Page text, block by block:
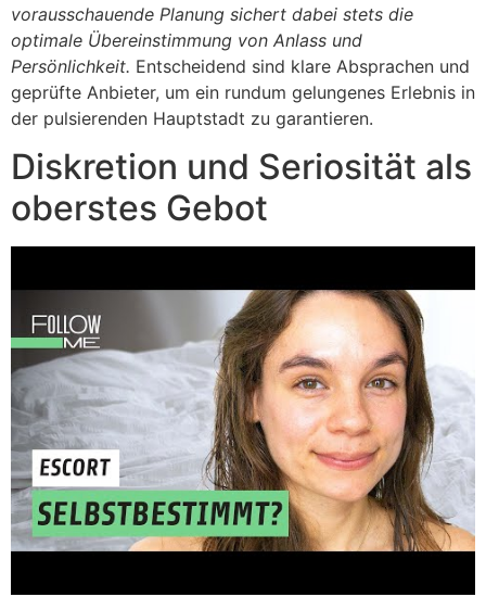
vorausschauende Planung sichert dabei stets die
optimale Übereinstimmung von Anlass und
Persönlichkeit. Entscheidend sind klare Absprachen und
geprüfte Anbieter, um ein rundum gelungenes Erlebnis in
der pulsierenden Hauptstadt zu garantieren.
Diskretion und Seriosität als
oberstes Gebot